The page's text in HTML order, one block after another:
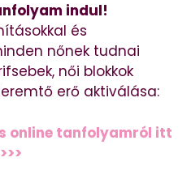
indul!
és
nőnek tudnai
női blokkok
erő aktiválása:
online tanfolyamról itt